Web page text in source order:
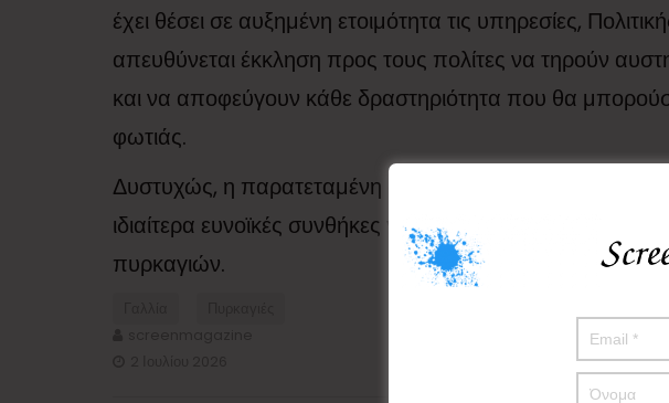
έχει θέσει σε αυξημένη ετοιμότητα τις υπηρεσίες,
απευθύνεται έκκληση προς τους πολίτες να τηρούν
και να αποφεύγουν κάθε δραστηριότητα που θα
φωτιάς.
Δυστυχώς, η παρατεταμένη ανομβρία και οι ακραία
ιδιαίτερα ευνοϊκές συνθήκες για την εκδήλωση και την
πυρκαγιών.